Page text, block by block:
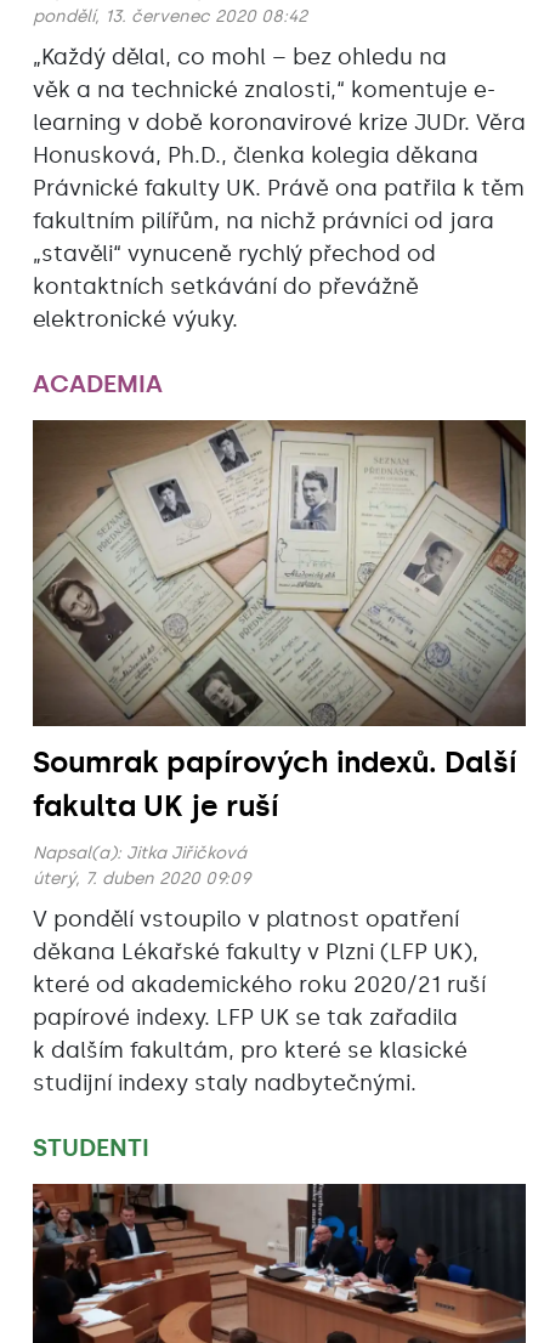
pondělí, 13. červenec 2020 08:42
„Každý dělal, co mohl – bez ohledu na
věk a na technické znalosti,“ komentuje e-
learning v době koronavirové krize JUDr. Věra
Honusková, Ph.D., členka kolegia děkana
Právnické fakulty UK. Právě ona patřila k těm
fakultním pilířům, na nichž právníci od jara
„stavěli“ vynuceně rychlý přechod od
kontaktních setkávání do převážně
elektronické výuky.
ACADEMIA
Soumrak papírových indexů. Další
fakulta UK je ruší
Napsal(a): Jitka Jiřičková
úterý, 7. duben 2020 09:09
V pondělí vstoupilo v platnost opatření
děkana Lékařské fakulty v Plzni (LFP UK),
které od akademického roku 2020/21 ruší
papírové indexy. LFP UK se tak zařadila
k dalším fakultám, pro které se klasické
studijní indexy staly nadbytečnými.
STUDENTI